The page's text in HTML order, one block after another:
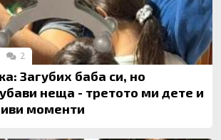
Загубих баба си, но
неща - третото ми дете и
моменти
2